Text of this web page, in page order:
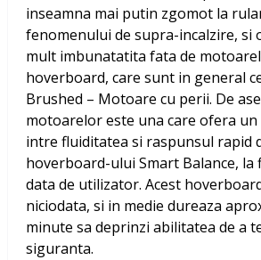
inseamna mai putin zgomot la
fenomenului de supra-incalzire, si
mult imbunatatita fata de
hoverboard, care sunt in general
Brushed – Motoare cu perii. De
motoarelor este una care ofera
intre fluiditatea si raspunsul rapid
hoverboard-ului Smart Balance, la
data de utilizator. Acest
niciodata, si in medie dureaza
minute sa deprinzi abilitatea de a
siguranta.